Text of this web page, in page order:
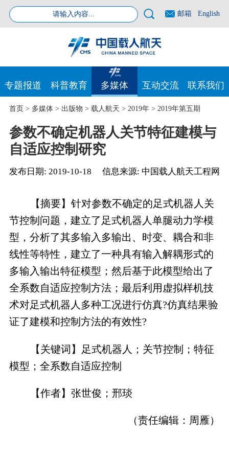
邮箱 English
专题报道 科普教育 多媒体 互动交流 联系我们
首页> 多媒体> 出版物 > 载人航天 > 2019年> 2019年第五期
参数不确定机器人关节特征建模与
自适应控制研究
发布日期: 2019-10-18 信息来源: 中国载人航天工程网
【摘要】针对参数不确定的足式机器人关
节控制问题，建立了足式机器人单腿动力学模
型，分析了其多输入多输出、时变、耦合和非
线性等特性，建立了一种具有输入解耦形式的
多输入输出特征模型；然后基于此模型给出了
全系数自适应控制方法；最后利用虚拟样机技
术对足式机器人多种工况进行仿真?仿真结果验
证了建模和控制方法的有效性?
【关键词】足式机器人；关节控制；特征
模型；全系数自适应控制
【作者】张世俊；邢琰
（责任编辑： 周雁）